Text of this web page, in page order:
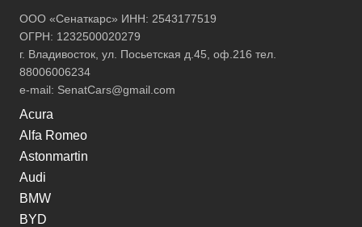
ООО «Сенаткарс» ИНН: 2543177519
ОГРН: 1232500020279
г. Владивосток, ул. Посьетская д.45, оф.216 тел.
88006006234
e-mail: SenatCars@gmail.com
Acura
Alfa Romeo
Astonmartin
Audi
BMW
BYD